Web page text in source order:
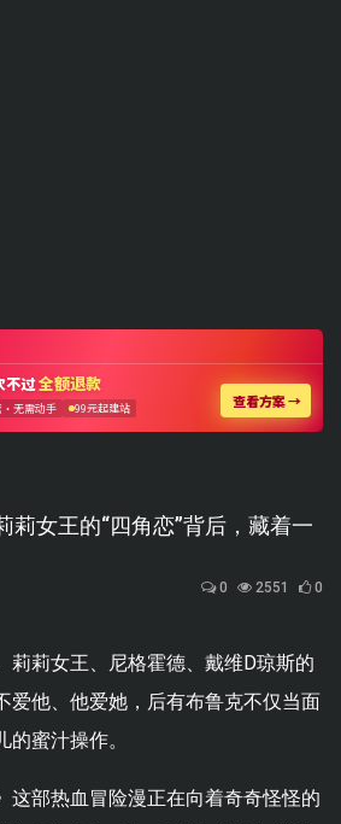
莉女王的“四角恋”背后，藏着一
0 2551 0
莉莉女王、尼格霍德、戴维D琼斯的
爱他、他爱她，后有布鲁克不仅当面
蜜汁操作。
这部热血冒险漫正在向着奇奇怪怪的